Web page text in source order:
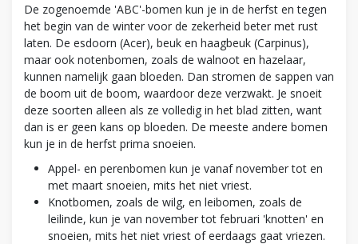
De zogenoemde 'ABC'-bomen kun je in de herfst en tegen
het begin van de winter voor de zekerheid beter met rust
laten. De esdoorn (Acer), beuk en haagbeuk (Carpinus),
maar ook notenbomen, zoals de walnoot en hazelaar,
kunnen namelijk gaan bloeden. Dan stromen de sappen van
de boom uit de boom, waardoor deze verzwakt. Je snoeit
deze soorten alleen als ze volledig in het blad zitten, want
dan is er geen kans op bloeden. De meeste andere bomen
kun je in de herfst prima snoeien.
Appel- en perenbomen kun je vanaf november tot en
met maart snoeien, mits het niet vriest.
Knotbomen, zoals de wilg, en leibomen, zoals de
leilinde, kun je van november tot februari 'knotten' en
snoeien, mits het niet vriest of eerdaags gaat vriezen.